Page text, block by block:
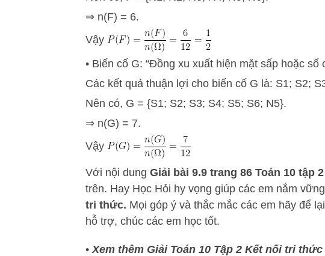
⇒ n(F) = 6.
Vậy
• Biến cố G: “Đồng xu xuất hiện mặt sấp hoặc
Các kết quả thuận lợi cho biến cố G là: S1; S2;
Nên có, G = {S1; S2; S3; S4; S5; S6; N5}.
⇒ n(G) = 7.
Vậy
Với nội dung Giải bài 9.9 trang 86 Toán 10 tập
trên. Hay Học Hỏi hy vọng giúp các em nắm
tri thức. Mọi góp ý và thắc mắc các em hãy để
hỗ trợ, chúc các em học tốt.
•Xem thêm Giải Toán 10 Tập 2 Kết nối tri thức